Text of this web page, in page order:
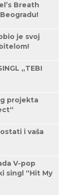
Breath
je svoj
„TEBI
projekta
i vaša
V-pop
singl “Hit My